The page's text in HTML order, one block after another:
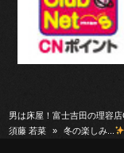
男は床屋！富士吉田の理容
須藤 若菜
» 冬の楽しみ...